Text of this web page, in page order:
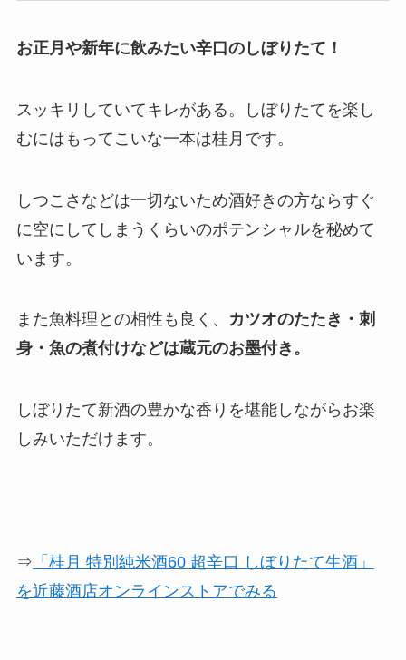
お正月や新年に飲みたい辛口のしぼりたて！
スッキリしていてキレがある。しぼりたてを楽し
むにはもってこいな一本は桂月です。
しつこさなどは一切ないため酒好きの方ならすぐ
に空にしてしまうくらいのポテンシャルを秘めて
います。
また魚料理との相性も良く、
カツオのたたき・刺
身・魚の煮付けなどは蔵元のお墨付き。
しぼりたて新酒の豊かな香りを堪能しながらお楽
しみいただけます。
⇒ 「桂月 特別純米酒60 超辛口 しぼりたて生酒」
を近藤酒店オンラインストアでみる